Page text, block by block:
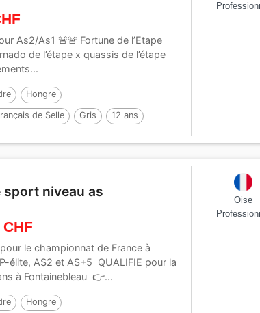
As2/As1 🚨🚨 Fortune de l’Etape
de l’étape x quassis de l’étape
Hongre
de Selle Gris 12 ans
sport niveau as
le championnat de France à
élite, AS2 et AS+5 QUALIFIE pour la
à Fontainebleau 👉...
Hongre
Oise